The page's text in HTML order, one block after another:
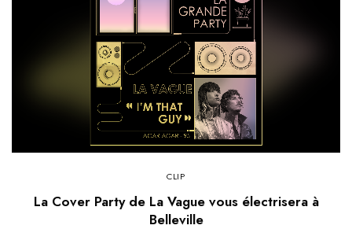
CLIP
La Cover Party de La Vague vous électrisera à
Belleville